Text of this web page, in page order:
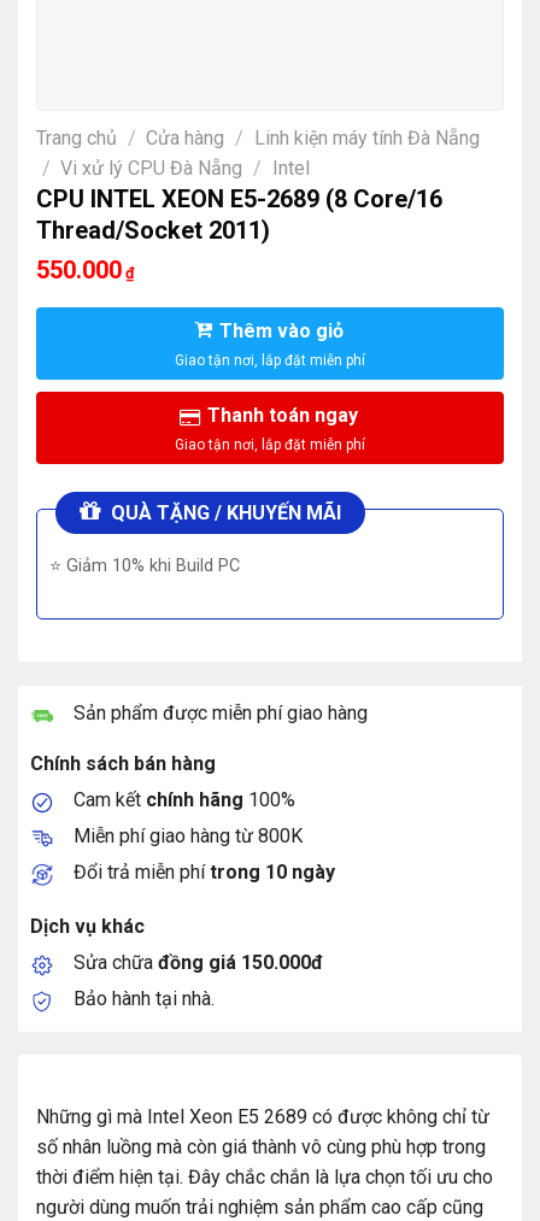
Trang chủ / Cửa hàng /
Linh kiện máy tính Đà Nẵng
/ Vi xử lý CPU Đà Nẵng / Intel
CPU INTEL XEON E5-2689 (8 Core/16
Thread/Socket 2011)
550.000 ₫
Thêm vào giỏ
Thanh toán ngay
QUÀ TẶNG / KHUYẾN MÃI
⭐ Giảm 10% khi Build PC
Sản phẩm được miễn phí giao hàng
Chính sách bán hàng
Cam kết chính hãng 100%
Miễn phí giao hàng từ 800K
Đổi trả miễn phítrong 10 ngày
Dịch vụ khác
Sửa chữa đồng giá 150.000đ
Bảo hành tại nhà.
Những gì mà Intel Xeon E5 2689 có được không chỉ từ
số nhân luồng mà còn giá thành vô cùng phù hợp trong
thời điểm hiện tại. Đây chắc chắn là lựa chọn tối ưu cho
người dùng muốn trải nghiệm sản phẩm cao cấp cũng